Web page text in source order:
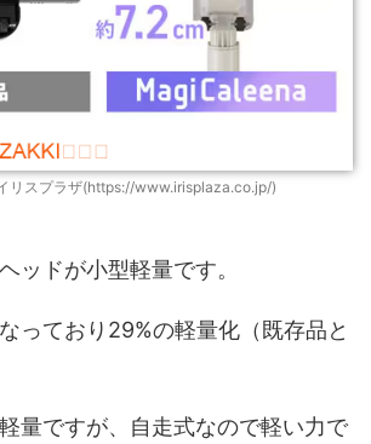
リスプラザ(https://www.irisplaza.co.jp/)
ッドが小型軽量です。
っており29%の軽量化（既存品と
量ですが、自走式なので軽い力で